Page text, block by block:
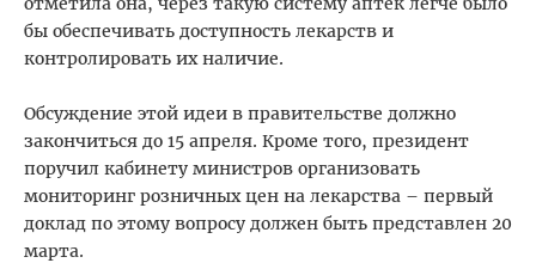
бы обеспечивать доступность лекарств и
контролировать их наличие.
Обсуждение этой идеи в правительстве должно
закончиться до 15 апреля. Кроме того, президент
поручил кабинету министров организовать
мониторинг розничных цен на лекарства – первый
доклад по этому вопросу должен быть представлен 20
марта.